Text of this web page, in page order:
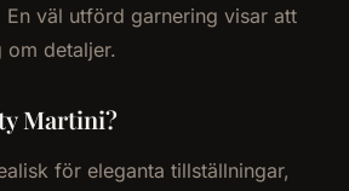
En väl utförd garnering visar att
om detaljer.
Martini?
för eleganta tillställningar,